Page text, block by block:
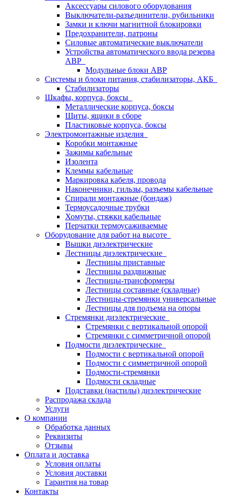
Аксессуары силового оборудования
Выключатели-разъединители, рубильники
Замки и ключи магнитной блокировки
Предохранители, патроны
Силовые автоматические выключатели
Устройства автоматического ввода резерва
АВР
Модульные блоки АВР
Системы и блоки питания, стабилизаторы, АКБ
Стабилизаторы
Шкафы, корпуса, боксы
Металлические корпуса, боксы
Щиты, ящики в сборе
Пластиковые корпуса, боксы
Электромонтажные изделия
Коробки монтажные
Зажимы кабельные
Изолента
Клеммы кабельные
Маркировка кабеля, провода
Наконечники, гильзы, разъемы кабельные
Спирали монтажные (бондаж)
Термоусадочные трубки
Хомуты, стяжки кабельные
Перчатки термоусаживаемые
Оборудование для работ на высоте
Вышки диэлектрические
Лестницы диэлектрические
Лестницы приставные
Лестницы раздвижные
Лестницы-трансформеры
Лестницы составные (складные)
Лестницы-стремянки универсальные
Лестницы для подъема на опоры
Стремянки диэлектрические
Стремянки с вертикальной опорой
Стремянки с симметричной опорой
Подмости диэлектрические
Подмости с вертикальной опорой
Подмости с симметричной опорой
Подмости-стремянки
Подмости складные
Подставки (настилы) диэлектрические
Распродажа склада
Услуги
О компании
Обработка данных
Реквизиты
Отзывы
Оплата и доставка
Условия оплаты
Условия доставки
Гарантия на товар
Контакты